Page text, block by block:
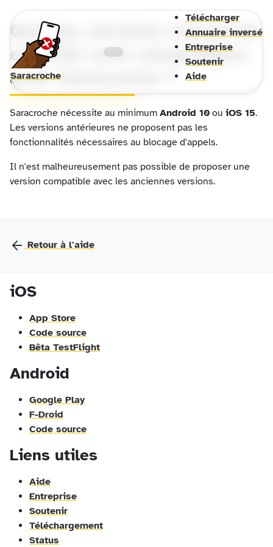
Saracroche
Télécharger
Annuaire inversé
Entreprise
Soutenir
Aide
Quelles versions d'Android
et d'iOS sont compatibles
avec Saracroche ?
Saracroche nécessite au minimum Android 10 ou iOS 15.
Les versions antérieures ne proposent pas les
fonctionnalités nécessaires au blocage d'appels.
Il n'est malheureusement pas possible de proposer une
version compatible avec les anciennes versions.
Retour à l'aide
iOS
App Store
Code source
Bêta TestFlight
Android
Google Play
F-Droid
Code source
Liens utiles
Aide
Entreprise
Soutenir
Téléchargement
Status